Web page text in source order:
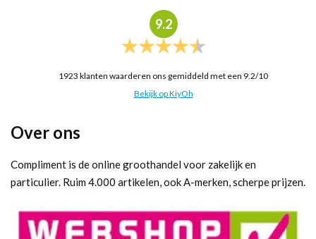
9.2
1923 klanten waarderen ons gemiddeld met een 9.2/10
Bekijk op KiyOh
Over ons
Compliment is de online groothandel voor zakelijk en
particulier. Ruim 4.000 artikelen, ook A-merken, scherpe prijzen.